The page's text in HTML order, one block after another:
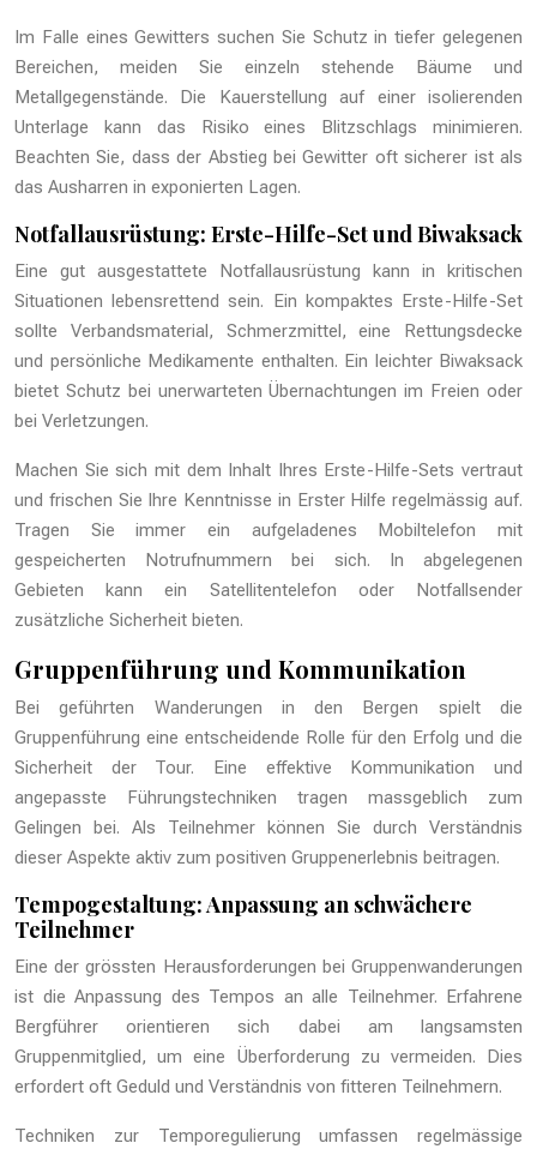
Im Falle eines Gewitters suchen Sie Schutz in tiefer gelegenen
Bereichen, meiden Sie einzeln stehende Bäume und
Metallgegenstände. Die Kauerstellung auf einer isolierenden
Unterlage kann das Risiko eines Blitzschlags minimieren.
Beachten Sie, dass der Abstieg bei Gewitter oft sicherer ist als
das Ausharren in exponierten Lagen.
Notfallausrüstung: Erste-Hilfe-Set und Biwaksack
Eine gut ausgestattete Notfallausrüstung kann in kritischen
Situationen lebensrettend sein. Ein kompaktes Erste-Hilfe-Set
sollte Verbandsmaterial, Schmerzmittel, eine Rettungsdecke
und persönliche Medikamente enthalten. Ein leichter Biwaksack
bietet Schutz bei unerwarteten Übernachtungen im Freien oder
bei Verletzungen.
Machen Sie sich mit dem Inhalt Ihres Erste-Hilfe-Sets vertraut
und frischen Sie Ihre Kenntnisse in Erster Hilfe regelmässig auf.
Tragen Sie immer ein aufgeladenes Mobiltelefon mit
gespeicherten Notrufnummern bei sich. In abgelegenen
Gebieten kann ein Satellitentelefon oder Notfallsender
zusätzliche Sicherheit bieten.
Gruppenführung und Kommunikation
Bei geführten Wanderungen in den Bergen spielt die
Gruppenführung eine entscheidende Rolle für den Erfolg und die
Sicherheit der Tour. Eine effektive Kommunikation und
angepasste Führungstechniken tragen massgeblich zum
Gelingen bei. Als Teilnehmer können Sie durch Verständnis
dieser Aspekte aktiv zum positiven Gruppenerlebnis beitragen.
Tempogestaltung: Anpassung an schwächere
Teilnehmer
Eine der grössten Herausforderungen bei Gruppenwanderungen
ist die Anpassung des Tempos an alle Teilnehmer. Erfahrene
Bergführer orientieren sich dabei am langsamsten
Gruppenmitglied, um eine Überforderung zu vermeiden. Dies
erfordert oft Geduld und Verständnis von fitteren Teilnehmern.
Techniken zur Temporegulierung umfassen regelmässige